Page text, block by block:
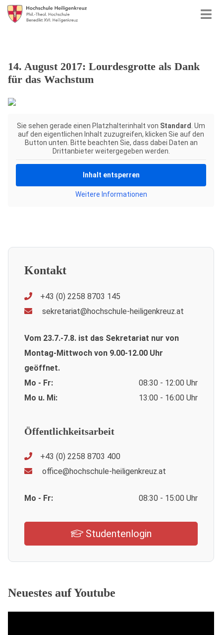
14. August 2017: Lourdesgrotte als Dank
für das Wachstum
Sie sehen gerade einen Platzhalterinhalt von Standard . Um
auf den eigentlichen Inhalt zuzugreifen, klicken Sie auf den
Button unten. Bitte beachten Sie, dass dabei Daten an
Drittanbieter weitergegeben werden.
Inhalt entsperren
Weitere Informationen
Kontakt
+43 (0) 2258 8703 145
sekretariat@hochschule-heiligenkreuz.at
Vom 23.7.-7.8. ist das Sekretariat nur von
Montag-Mittwoch von 9.00-12.00 Uhr
geöffnet.
Mo - Fr:
08:30 - 12:00 Uhr
Mo u. Mi:
13:00 - 16:00 Uhr
Öffentlichkeitsarbeit
+43 (0) 2258 8703 400
office@hochschule-heiligenkreuz.at
Mo - Fr: 08:30 - 15:00 Uhr
Studentenlogin
Neuestes auf Youtube